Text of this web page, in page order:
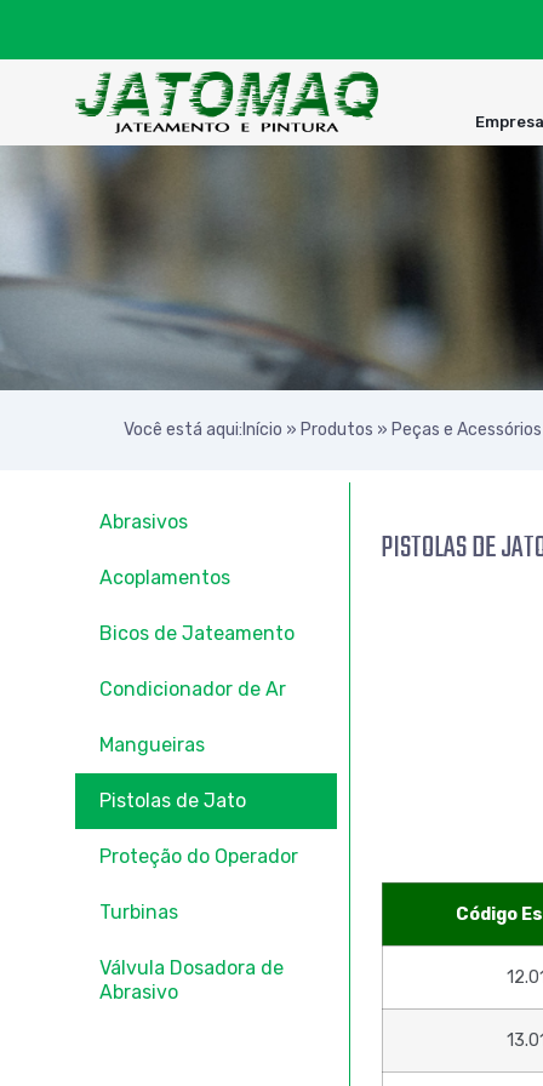
Empresa
Você está aqui: Início » Produtos » Peças e Acessórios
Abrasivos
Acoplamentos
Bicos de Jateamento
Condicionador de Ar
Mangueiras
Pistolas de Jato
Proteção do Operador
Turbinas
Válvula Dosadora de
Abrasivo
PISTOLAS DE
Código
12.01
13.01